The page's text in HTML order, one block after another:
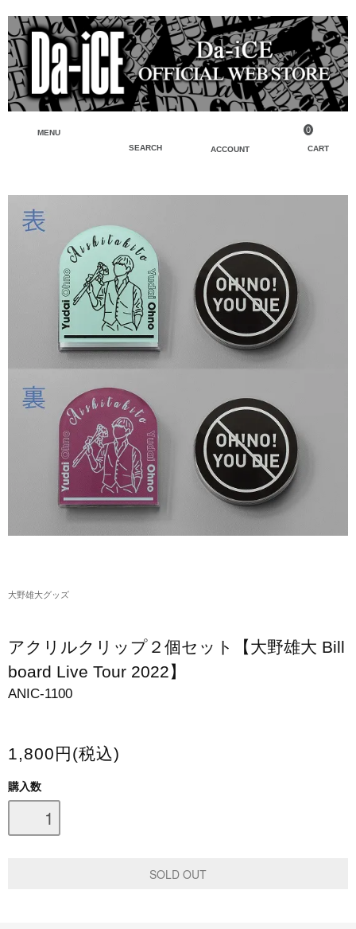
MENU
SEARCH
ACCOUNT CART
0
フェイスタオル・タオル
Tシャツ・シャツ
パーカー・スウェット・ブルゾン
バッグ・ポーチ
キーホルダー・チャーム
缶バッジ・ステッカー
生活雑貨・菓子・ゲーム
工藤大輝グッズ
岩岡徹グッズ
大野雄大グッズ
和田颯｜Wagic Hour Worksグッズ
クリスマスアイテム
EC限定グッズ
会場限定グッズ
会員登録
ログイン
大野雄大グッズ
アクリルクリップ２個セット【大野雄大 Bill
board Live Tour 2022】
ANIC-1100
1,800円(税込)
購入数